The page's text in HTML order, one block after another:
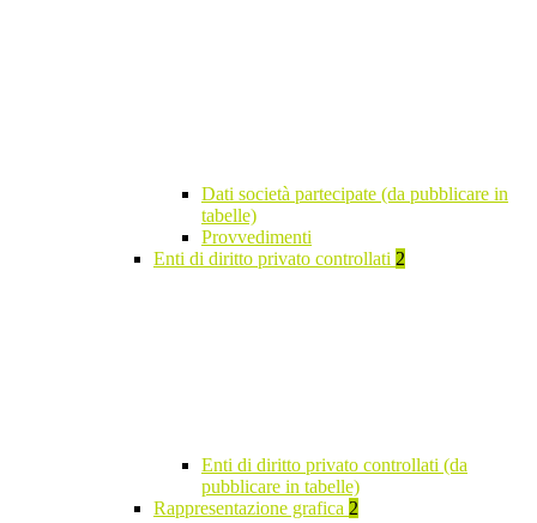
Dati società partecipate (da pubblicare in
tabelle)
Provvedimenti
Enti di diritto privato controllati 2
Enti di diritto privato controllati (da
pubblicare in tabelle)
Rappresentazione grafica 2